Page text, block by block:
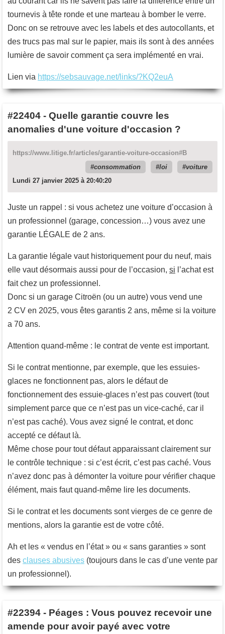
tournevis à tête ronde et une marteau à bomber le verre.
Donc on se retrouve avec les labels et des autocollants, et
des trucs pas mal sur le papier, mais ils sont à des années
lumière de savoir comment ça sera implémenté en vrai.
Lien via https://sebsauvage.net/links/?KQ2euA
#22404 - Quelle garantie couvre les
anomalies d'une voiture d'occasion ?
https://www.litige.fr/articles/garantie-voiture-occasion#B
consommation
loi
voiture
Lundi 27 janvier 2025 à 20:40:20
Juste un rappel : si vous achetez une voiture d’occasion à
un professionnel (garage, concession…) vous avez une
garantie LÉGALE de 2 ans.
La garantie légale vaut historiquement pour du neuf, mais
elle vaut désormais aussi pour de l’occasion, si l’achat est
fait chez un professionnel.
Donc si un garage Citroën (ou un autre) vous vend une
2 CV en 2025, vous êtes garantis 2 ans, même si la voiture
a 70 ans.
Attention quand-même : le contrat de vente est important.
Si le contrat mentionne, par exemple, que les essuies-
glaces ne fonctionnent pas, alors le défaut de
fonctionnement des essuie-glaces n’est pas couvert (tout
simplement parce que ce n’est pas un vice-caché, car il
n’est pas caché). Vous avez signé le contrat, et donc
accepté ce défaut là.
Même chose pour tout défaut apparaissant clairement sur
le contrôle technique : si c’est écrit, c’est pas caché. Vous
n’avez donc pas à démonter la voiture pour vérifier chaque
élément, mais faut quand-même lire les documents.
Si le contrat et les documents sont vierges de ce genre de
mentions, alors la garantie est de votre côté.
Ah et les « vendus en l’état » ou « sans garanties » sont
des clauses abusives (toujours dans le cas d’une vente par
un professionnel).
#22394 - Péages : Vous pouvez recevoir une
amende pour avoir payé avec votre